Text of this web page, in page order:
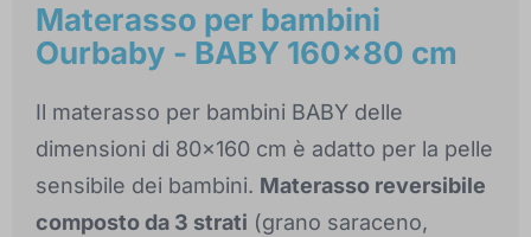
Materasso per bambini
Ourbaby - BABY 160x80 cm
Il materasso per bambini BABY delle
dimensioni di 80x160 cm è adatto per la pelle
sensibile dei bambini. Materasso reversibile
composto da 3 strati (grano saraceno,